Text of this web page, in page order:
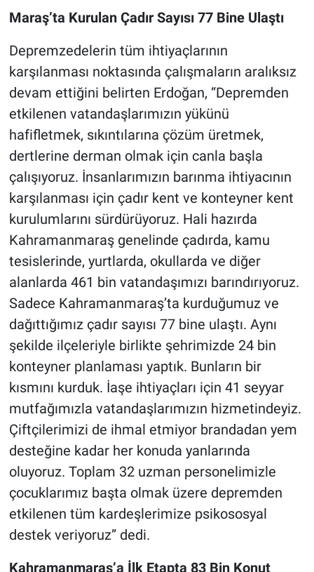
Maraş’ta Kurulan Çadır Sayısı 77 Bine Ulaştı
Depremzedelerin tüm ihtiyaçlarının
karşılanması noktasında çalışmaların aralıksız
devam ettiğini belirten Erdoğan, “Depremden
etkilenen vatandaşlarımızın yükünü
hafifletmek, sıkıntılarına çözüm üretmek,
dertlerine derman olmak için canla başla
çalışıyoruz. İnsanlarımızın barınma ihtiyacının
karşılanması için çadır kent ve konteyner kent
kurulumlarını sürdürüyoruz. Hali hazırda
Kahramanmaraş genelinde çadırda, kamu
tesislerinde, yurtlarda, okullarda ve diğer
alanlarda 461 bin vatandaşımızı barındırıyoruz.
Sadece Kahramanmaraş’ta kurduğumuz ve
dağıttığımız çadır sayısı 77 bine ulaştı. Aynı
şekilde ilçeleriyle birlikte şehrimizde 24 bin
konteyner planlaması yaptık. Bunların bir
kısmını kurduk. İaşe ihtiyaçları için 41 seyyar
mutfağımızla vatandaşlarımızın hizmetindeyiz.
Çiftçilerimizi de ihmal etmiyor brandadan yem
desteğine kadar her konuda yanlarında
oluyoruz. Toplam 32 uzman personelimizle
çocuklarımız başta olmak üzere depremden
etkilenen tüm kardeşlerimize psikososyal
destek veriyoruz” dedi.
Kahramanmaraş’a İlk Etapta 83 Bin Konut